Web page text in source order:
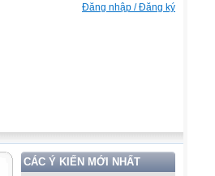
Đăng nhập / Đăng ký
CÁC Ý KIẾN MỚI NHẤT